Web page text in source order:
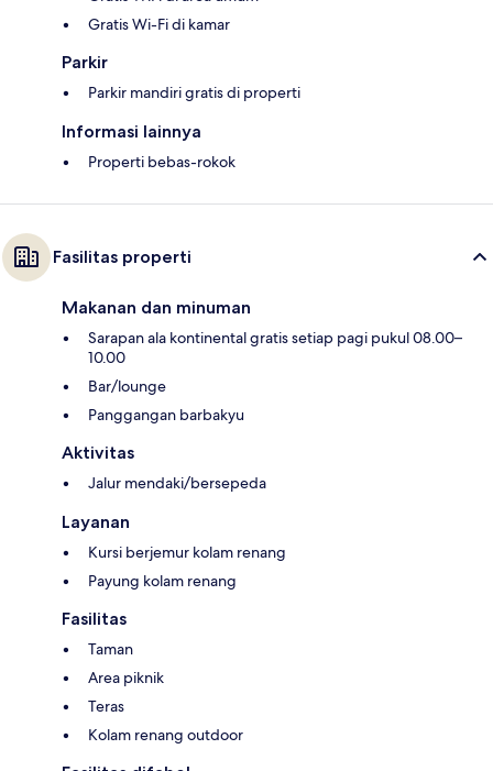
Gratis Wi-Fi di kamar
Parkir
Parkir mandiri gratis di properti
Informasi lainnya
Properti bebas-rokok
Fasilitas properti
Makanan dan minuman
Sarapan ala kontinental gratis setiap pagi pukul 08.00–
10.00
Bar/lounge
Panggangan barbakyu
Aktivitas
Jalur mendaki/bersepeda
Layanan
Kursi berjemur kolam renang
Payung kolam renang
Fasilitas
Taman
Area piknik
Teras
Kolam renang outdoor